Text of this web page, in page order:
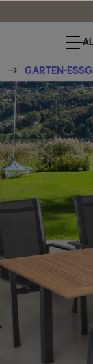
GARTEN-